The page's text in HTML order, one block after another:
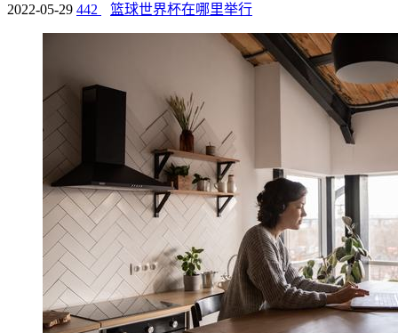
2022-05-29 442 篮球世界杯在哪里举行